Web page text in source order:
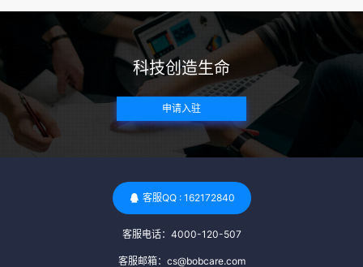
带任何可传染给受卵者的病原体。 药物与生活习惯：捐赠者需
要是非尼古丁使用者、非吸烟者、非吸毒者，并且未使用可能
影响卵子质量的药物，如某些精神药物和避孕植入物。 学历与
心理标准 学历要求：部分卵子库对捐赠者的学历有一定要求，
但这并非普遍标准。一些卵子库可能更倾向于选择受过高等教
育的女性作为捐赠者，但这并不是绝对的筛选条件。 心理状态
评估：捐赠者需要进行心理状态评估，以确定其对捐赠过程的
于确保捐赠者在捐赠过程中保持积极的心态，并理解其捐赠行
为的意义。 其他标准 责任心与沟通能力：由于捐卵过程的时
间不确定性，捐赠者需要有责任心，善于沟通，并尊重预约和
时间表。这有助于确保捐赠周期的顺利进行，并保障受卵者的
科技创造生命
申请入驻
客服QQ : 162172840
客服电话：4000-120-507
客服邮箱：cs@bobcare.com